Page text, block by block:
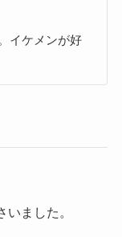
イケメンが好
ました。